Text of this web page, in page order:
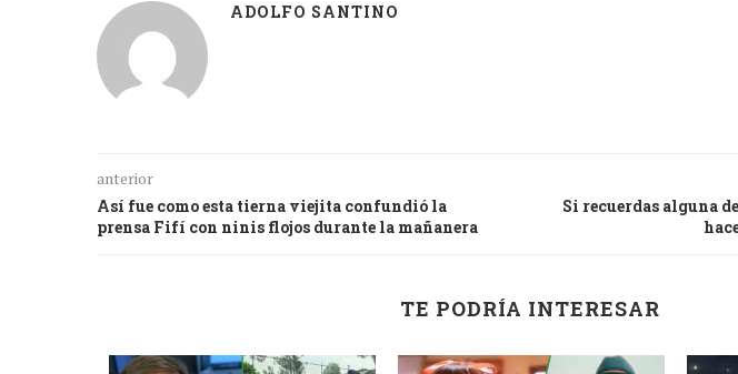
ADOLFO SANTINO
anterior
Así fue como esta tierna viejita confundió la
prensa Fifí con ninis flojos durante la mañanera
Si recuerdas alguna
TE PODRÍA INTERESAR